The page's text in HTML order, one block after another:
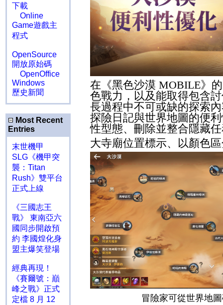
下載
Online
Game遊戲主
程式
OpenSource
開放原始碼
OpenOffice
Windows
歷史新聞
Most Recent
Entries
末世機甲
SLG《機甲突
襲：Titan
Rush》雙平台
正式上線
《三國志王
戰》 東南亞六
國同步開啟預
約 李國煌化身
盟主爆笑登場
經典再現！
《賽爾號：巔
峰之戰》正式
定檔 8 月 12
在《黑色沙漠 MOBILE》
色戰力，以及能取得包含
長過程中不可或缺的探索
探險日記與世界地圖的便
性型態、刪除並整合隱藏
大寺廟位置標示、以顏色
冒險家可從世界地